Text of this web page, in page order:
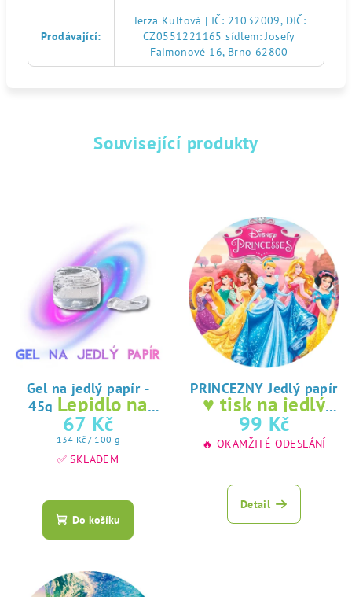
Prodávající:
Terza Kultová | IČ: 21032009, DIČ:
CZ0551221165 sídlem: Josefy
Faimonové 16, Brno 62800
Související produkty
Gel na jedlý papír -
45g Lepidlo na
jedlý papír
67 Kč
Měrná
cena:
134 Kč / 100 g
✅ SKLADEM
hodnocení
produktu
5
Do košíku
PRINCEZNY Jedlý papír
♥ tisk na jedlý
papír
99 Kč
🔥 OKAMŽITÉ ODESLÁNÍ
Detail